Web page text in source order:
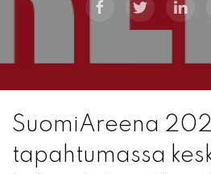
SuomiAreena
tapahtumassa